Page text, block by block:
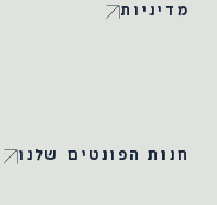
מדיניות
חנות הפונטים שלנו